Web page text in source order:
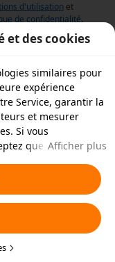
d'utilisation et
de confidentialité.
et des cookies
similaires pour
expérience
Service, garantir la
et mesurer
Si vous
que nous et nos
Vous
essentiels ou
accepter ou
de confidentialité
» ci-dessous.
relative aux
Afficher plus